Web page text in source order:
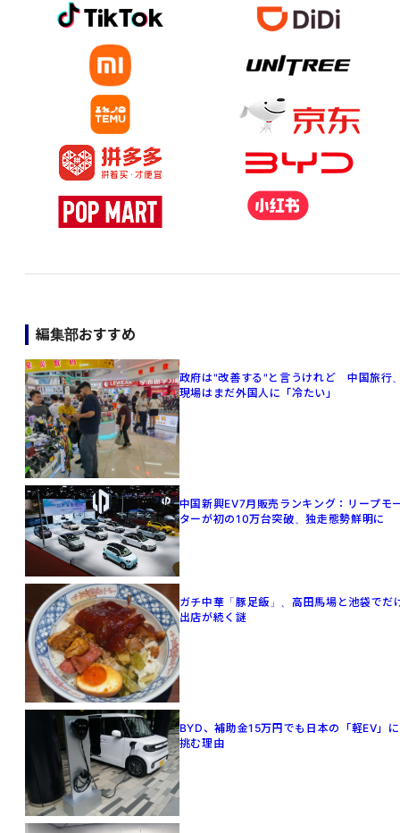
編集部おすすめ
政府は"改善する"と言うけれど 中国旅行
現場はまだ外国人に「冷たい」
中国新興EV7月販売ランキング：リープモ
ターが初の10万台突破、独走態勢鮮明に
ガチ中華「豚足飯」、高田馬場と池袋でだ
出店が続く謎
BYD、補助金15万円でも日本の「軽EV」に
挑む理由